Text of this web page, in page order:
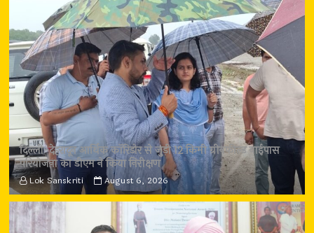
दिल्ली-देहरादून आर्थिक कॉरिडोर से जुड़ी 12 किमी ग्रीनफील्ड बाईपास
परियोजना का डीएम ने किया निरीक्षण
Lok Sanskriti August 6, 2026